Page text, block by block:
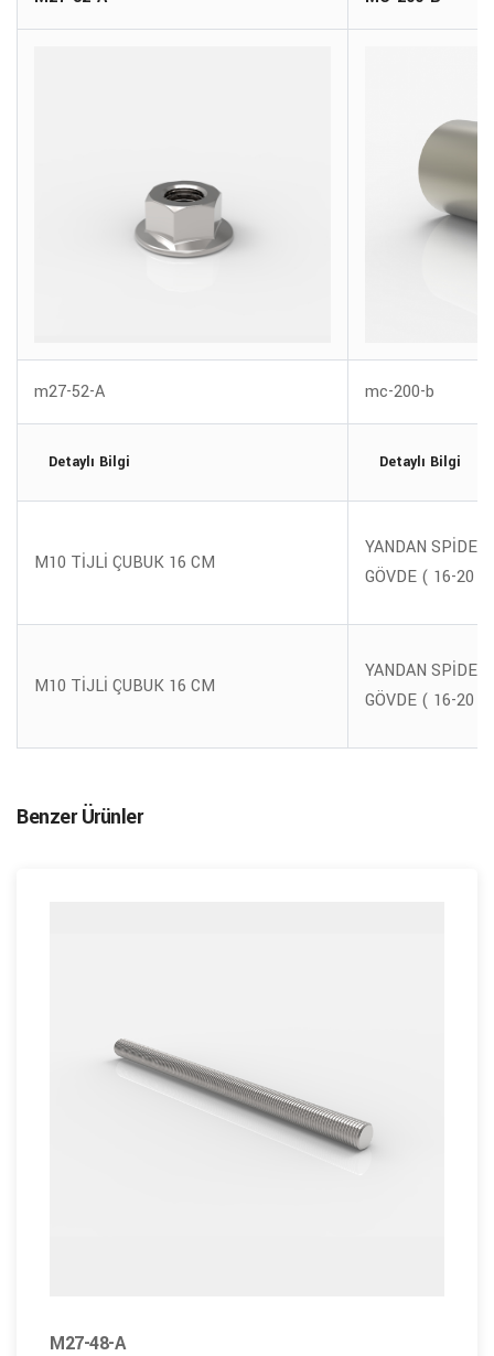
m27-52-A mc-200-b
Detaylı Bilgi Detaylı Bilgi
M10 TİJLİ ÇUBUK 16 CM
YANDAN
GÖVDE ( 16-20
M10 TİJLİ ÇUBUK 16 CM
YANDAN
GÖVDE ( 16-20
Benzer Ürünler
M27-48-A